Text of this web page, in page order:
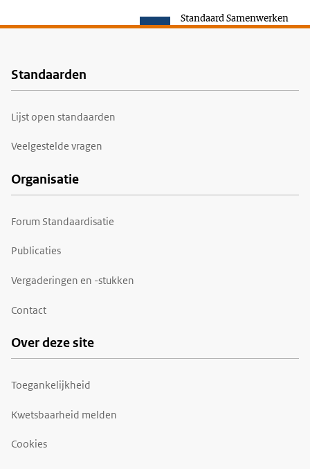
Standaard Samenwerken
Voet
Standaarden
Lijst open standaarden
Veelgestelde vragen
Organisatie
Forum Standaardisatie
Publicaties
Vergaderingen en -stukken
Contact
Over deze site
Toegankelijkheid
Kwetsbaarheid melden
Cookies